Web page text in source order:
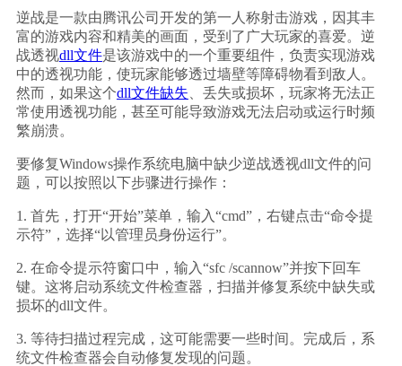
逆战是一款由腾讯公司开发的第一人称射击游戏，因其丰
富的游戏内容和精美的画面，受到了广大玩家的喜爱。逆
战透视dll文件是该游戏中的一个重要组件，负责实现游戏
中的透视功能，使玩家能够透过墙壁等障碍物看到敌人。
然而，如果这个dll文件缺失 、丢失或损坏，玩家将无法正
常使用透视功能，甚至可能导致游戏无法启动或运行时频
繁崩溃。
要修复Windows操作系统电脑中缺少逆战透视dll文件的问
题，可以按照以下步骤进行操作：
1. 首先，打开“开始”菜单，输入“cmd”，右键点击“命令提
示符”，选择“以管理员身份运行”。
2. 在命令提示符窗口中，输入“sfc /scannow”并按下回车
键。这将启动系统文件检查器，扫描并修复系统中缺失或
损坏的dll文件。
3. 等待扫描过程完成，这可能需要一些时间。完成后，系
统文件检查器会自动修复发现的问题。